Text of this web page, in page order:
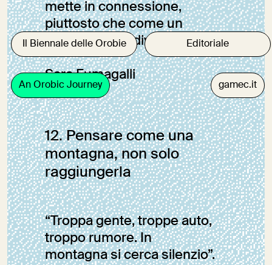
Il Biennale delle Orobie Editoriale
An Orobic Journey gamec.it
mette in connessione,
piuttosto che come un
elemento che divide.
Sara Fumagalli
Editoriale
12. Pensare come una
montagna, non solo
raggiungerla
“Troppa gente, troppe auto,
troppo rumore. In
montagna si cerca silenzio”.